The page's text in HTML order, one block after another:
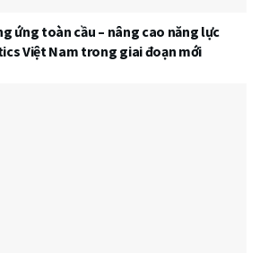
ứng toàn cầu – nâng cao năng lực
Việt Nam trong giai đoạn mới